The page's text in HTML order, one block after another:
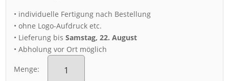
• individuelle Fertigung nach Bestellung
• ohne Logo-Aufdruck etc.
• Lieferung bisSamstag, 22. August
• Abholung vor Ort möglich
Menge:
Acryl
Board